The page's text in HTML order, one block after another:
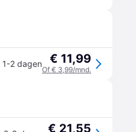
1-2 dagen € 11,99
Of € 3,99/mnd.
€ 21,55